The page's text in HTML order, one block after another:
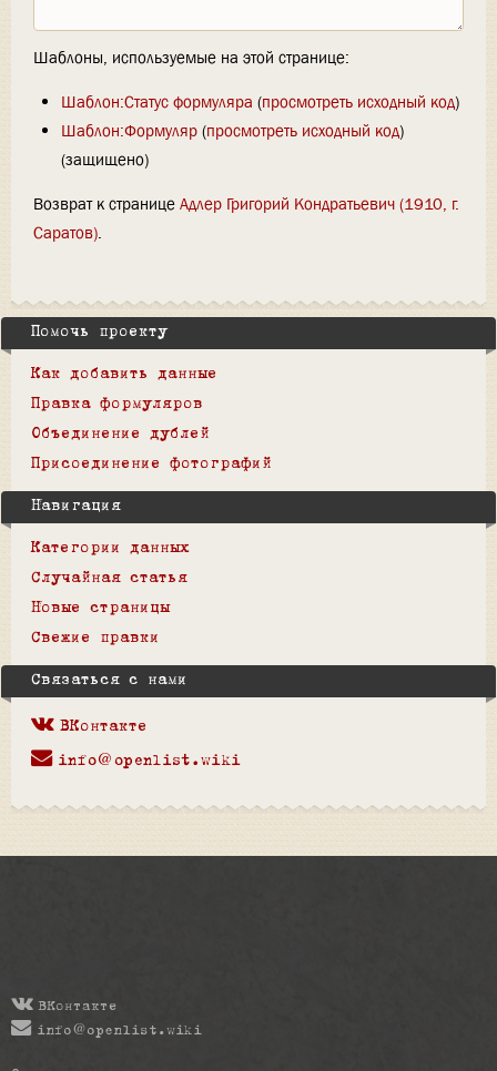
Шаблоны, используемые на этой странице:
Шаблон:Статус формуляра (просмотреть исходный код)
Шаблон:Формуляр(просмотреть исходный код)
(защищено)
Возврат к странице Адлер Григорий Кондратьевич (1910, г.
Саратов).
Помочь проекту
Как добавить данные
Правка формуляров
Объединение дублей
Присоединение фотографий
Навигация
Категории данных
Случайная статья
Новые страницы
Свежие правки
Связаться с нами
ВКонтакте
info@openlist.wiki
ВКонтакте
info@openlist.wiki